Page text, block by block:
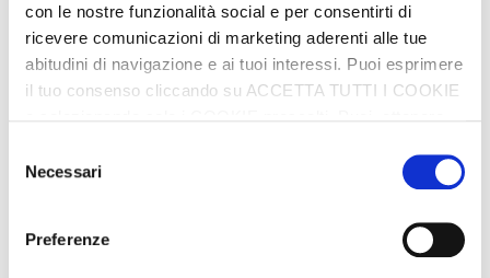
con le nostre funzionalità social e per consentirti di
ricevere comunicazioni di marketing aderenti alle tue
abitudini di navigazione e ai tuoi interessi. Puoi esprimere
il tuo consenso cliccando su ACCETTA TUTTI I COOKIE
nostra COOKIE POLICY
delNecessari
Preferenze
Presto il consenso all’invio di materiale
promozionale/comunicazioni commerciali/indagini
di mercato e statistiche/survery (punto 1 delle
finalità)
delle finalità)